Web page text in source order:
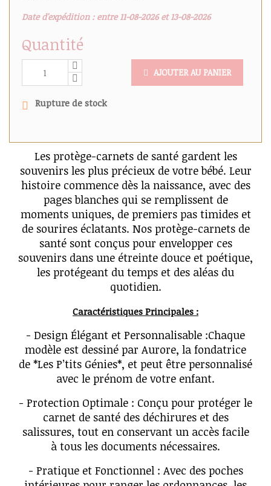
Date d'expédition : entre 11-08-2026 et 13-08-2026
Quantité
AJOUTER AU PANIER
Rupture de stock
Les protège-carnets de santé gardent les
souvenirs les plus précieux de votre bébé. Leur
histoire commence dès la naissance, avec des
pages blanches qui se remplissent de
moments uniques, de premiers pas timides et
de sourires éclatants. Nos protège-carnets de
santé sont conçus pour envelopper ces
souvenirs dans une étreinte douce et poétique,
les protégeant du temps et des aléas du
quotidien.
Caractéristiques Principales :
- Design Élégant et Personnalisable :Chaque
modèle est dessiné par Aurore, la fondatrice
de *Les P’tits Génies*, et peut être personnalisé
avec le prénom de votre enfant.
- Protection Optimale : Conçu pour protéger le
carnet de santé des déchirures et des
salissures, tout en conservant un accès facile
à tous les documents nécessaires.
- Pratique et Fonctionnel : Avec des poches